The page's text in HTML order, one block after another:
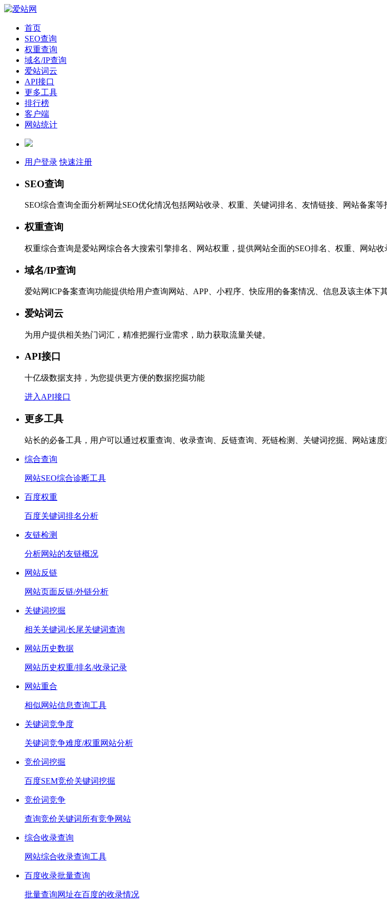
首页
SEO查询
权重查询
域名/IP查询
爱站词云
API接口
更多工具
排行榜
客户端
网站统计
用户登录 快速注册
SEO查询
SEO综合查询全面分析网址SEO优化情况包括网站收录、权重、关键词排名、友情链接、网站备案等
权重查询
权重综合查询是爱站网综合各大搜索引擎排名、网站权重，提供网站全面的SEO排名、权重、网站
域名/IP查询
爱站网ICP备案查询功能提供给用户查询网站、APP、小程序、快应用的备案情况、信息及该主体下
爱站词云
为用户提供相关热门词汇，精准把握行业需求，助力获取流量关键。
API接口
十亿级数据支持，为您提供更方便的数据挖掘功能
进入API接口
更多工具
站长的必备工具，用户可以通过权重查询、收录查询、反链查询、死链检测、关键词挖掘、网站速
综合查询
网站SEO综合诊断工具
百度权重
百度关键词排名分析
友链检测
分析网站的友链概况
网站反链
网站页面反链/外链分析
关键词挖掘
相关关键词/长尾关键词查询
网站历史数据
网站历史权重/排名/收录记录
网站重合
相似网站信息查询工具
关键词竞争度
关键词竞争难度/权重网站分析
竞价词挖掘
百度SEM竞价关键词挖掘
竞价词竞争
查询竞价关键词所有竞争网站
综合收录查询
网站综合收录查询工具
百度收录批量查询
批量查询网址在百度的收录情况